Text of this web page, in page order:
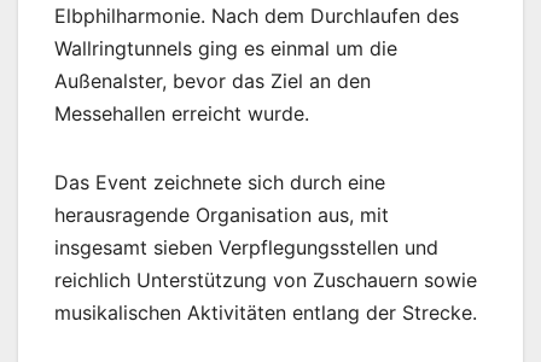
Elbphilharmonie. Nach dem Durchlaufen des
Wallringtunnels ging es einmal um die
Außenalster, bevor das Ziel an den
Messehallen erreicht wurde.
Das Event zeichnete sich durch eine
herausragende Organisation aus, mit
insgesamt sieben Verpflegungsstellen und
reichlich Unterstützung von Zuschauern sowie
musikalischen Aktivitäten entlang der Strecke.